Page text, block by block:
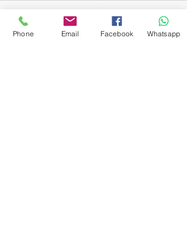
Phone Email Facebook Whatsapp